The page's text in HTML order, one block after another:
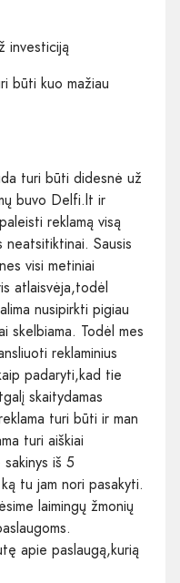
investiciją
būti kuo mažiau
turi būti didesnė už
buvo Delfi.lt ir
reklamą visą
neatsitiktinai. Sausis
visi metiniai
atlaisvėja,todėl
nusipirkti pigiau
skelbiama. Todėl mes
reklaminius
padaryti,kad tie
skaitydamas
turi būti ir man
turi aiškiai
iš 5
tu jam nori pasakyti.
laimingų žmonių
apie paslaugą,kurią